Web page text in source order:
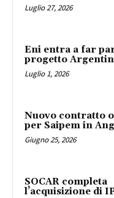
Luglio 27, 2026
Eni entra a far
progetto
Luglio 1, 2026
Nuovo contratto
per Saipem in
Giugno 25, 2026
SOCAR completa
l’acquisizione di